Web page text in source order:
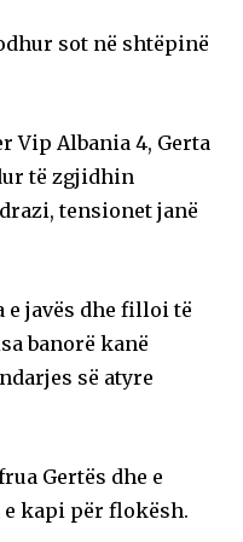
sot në shtëpinë
Vip Albania 4, Gerta
të zgjidhin
tensionet janë
e javës dhe filloi të
banorë kanë
së atyre
Gertës dhe e
e kapi për flokësh.